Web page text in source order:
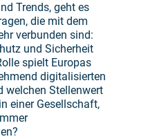
Trends, geht es
die mit dem
verbunden sind:
und Sicherheit
spielt Europas
digitalisierten
welchen Stellenwert
einer Gesellschaft,